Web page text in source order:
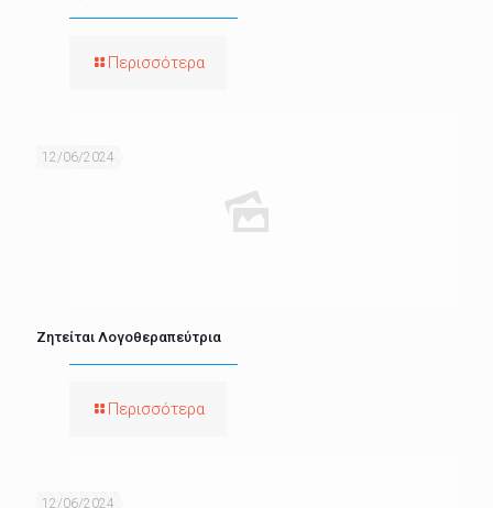
Περισσότερα
12/06/2024
Ζητείται Λογοθεραπεύτρια
Περισσότερα
12/06/2024